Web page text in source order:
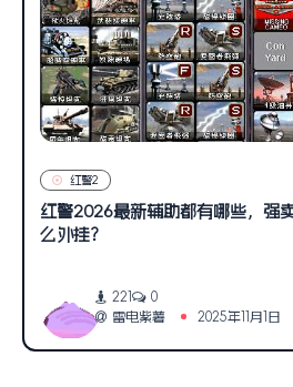
红警2
红警2026最新辅助都有哪些，强
么外挂？
221
0
雷电紫薯
2025年11月1日